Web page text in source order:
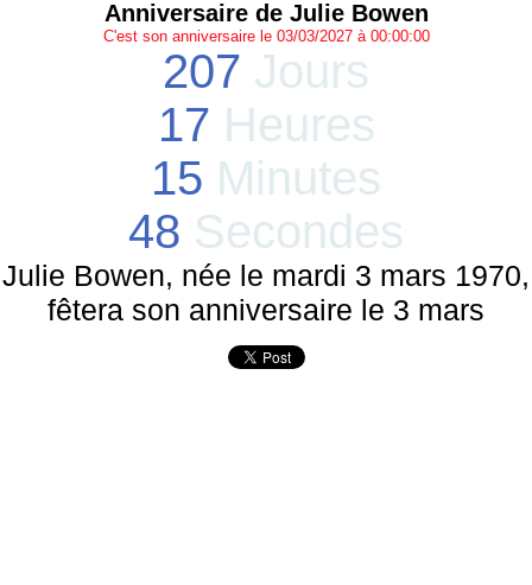
Anniversaire de Julie Bowen
C'est son anniversaire le 03/03/2027 à 00:00:00
207 Jours
17 Heures
15 Minutes
48 Secondes
Julie Bowen, née le mardi 3 mars 1970,
fêtera son anniversaire le 3 mars